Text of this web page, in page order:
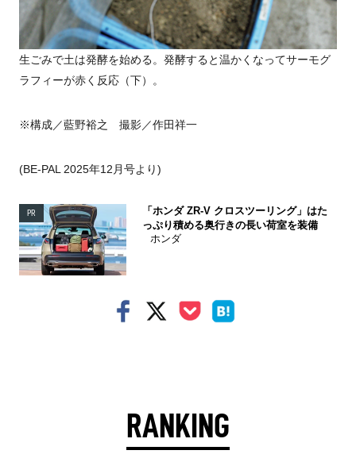
生ごみで土は発酵を始める。発酵すると温かくなってサーモグ
ラフィーが赤く反応（下）。
※構成／藍野裕之 撮影／作田祥一
(BE-PAL 2025年12月号より)
PR
「ホンダ ZR-V クロスツーリング」はた
っぷり積める奥行きの長い荷室を装備
ホンダ
RANKING